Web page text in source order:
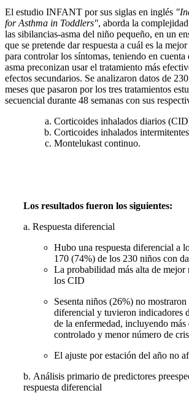
El estudio INFANT por sus siglas en inglés
for Asthma in Toddlers", aborda la
las sibilancias-asma del niño pequeño, en un
que se pretende dar respuesta a cuál es la
para controlar los síntomas, teniendo en cuenta
asma preconizan usar el tratamiento más
efectos secundarios. Se analizaron datos de
meses que pasaron por los tres tratamientos
secuencial durante 48 semanas con sus
Corticoides inhalados diarios
Corticoides inhalados
Montelukast continuo.
Los resultados fueron los siguientes:
a. Respuesta diferencial
Hubo una respuesta diferencial a
170 (74%) de los 230 niños con
La probabilidad más alta de mejor
los CID
Sesenta niños (26%) no mostraron
diferencial y tuvieron indicadores
de la enfermedad, incluyendo más
controlado y menor número de
El ajuste por estación del año no
b. Análisis primario de predictores
respuesta diferencial